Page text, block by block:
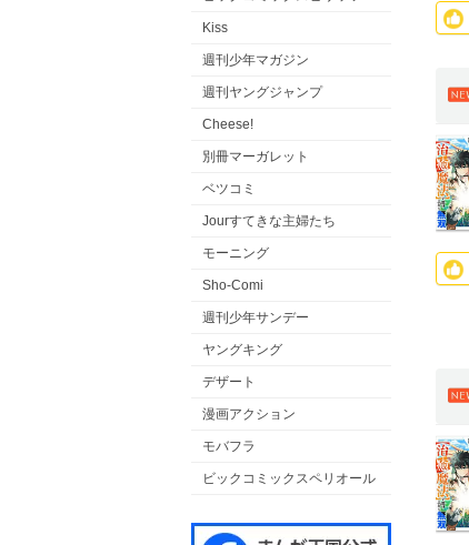
Kiss
週刊少年マガジン
週刊ヤングジャンプ
Cheese!
別冊マーガレット
ベツコミ
Jourすてきな主婦たち
モーニング
Sho-Comi
週刊少年サンデー
ヤングキング
デザート
漫画アクション
モバフラ
ビックコミックスペリオール